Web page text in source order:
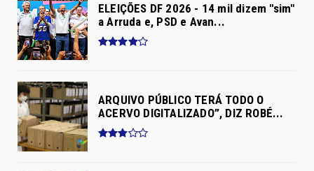
ELEIÇÕES DF 2026 - 14 mil dizem "sim"
a Arruda e, PSD e Avan...
ARQUIVO PÚBLICO TERÁ TODO O
ACERVO DIGITALIZADO”, DIZ ROBÉ...